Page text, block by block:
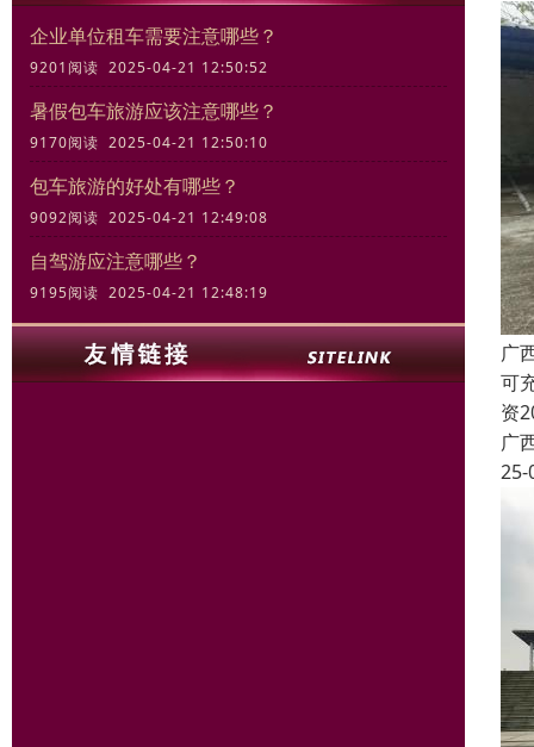
企业单位租车需要注意哪些？
9201阅读 2025-04-21 12:50:52
暑假包车旅游应该注意哪些？
9170阅读 2025-04-21 12:50:10
包车旅游的好处有哪些？
9092阅读 2025-04-21 12:49:08
自驾游应注意哪些？
9195阅读 2025-04-21 12:48:19
广
可
资
广
25-